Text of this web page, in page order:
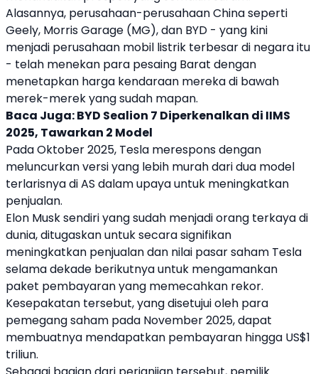
Alasannya, perusahaan-perusahaanChinaseperti
Geely, Morris Garage (MG), dan BYD - yang kini
menjadi perusahaan mobil listrik terbesar di negara itu
- telah menekan para pesaing Barat dengan
menetapkan harga kendaraan mereka di bawah
merek-merek yang sudah mapan.
Baca Juga:BYD Sealion 7 Diperkenalkan di IIMS
2025, Tawarkan 2 Model
Pada Oktober 2025, Tesla merespons dengan
meluncurkan versi yang lebih murah dari dua model
terlarisnya di AS dalam upaya untuk meningkatkan
penjualan.
Elon Musksendiri yang sudah menjadi orang terkaya di
dunia, ditugaskan untuk secara signifikan
meningkatkan penjualan dan nilai pasar saham Tesla
selama dekade berikutnya untuk mengamankan
paket pembayaran yang memecahkan rekor.
Kesepakatan tersebut, yang disetujui oleh para
pemegang saham pada November 2025, dapat
membuatnya mendapatkan pembayaran hingga US$1
triliun.